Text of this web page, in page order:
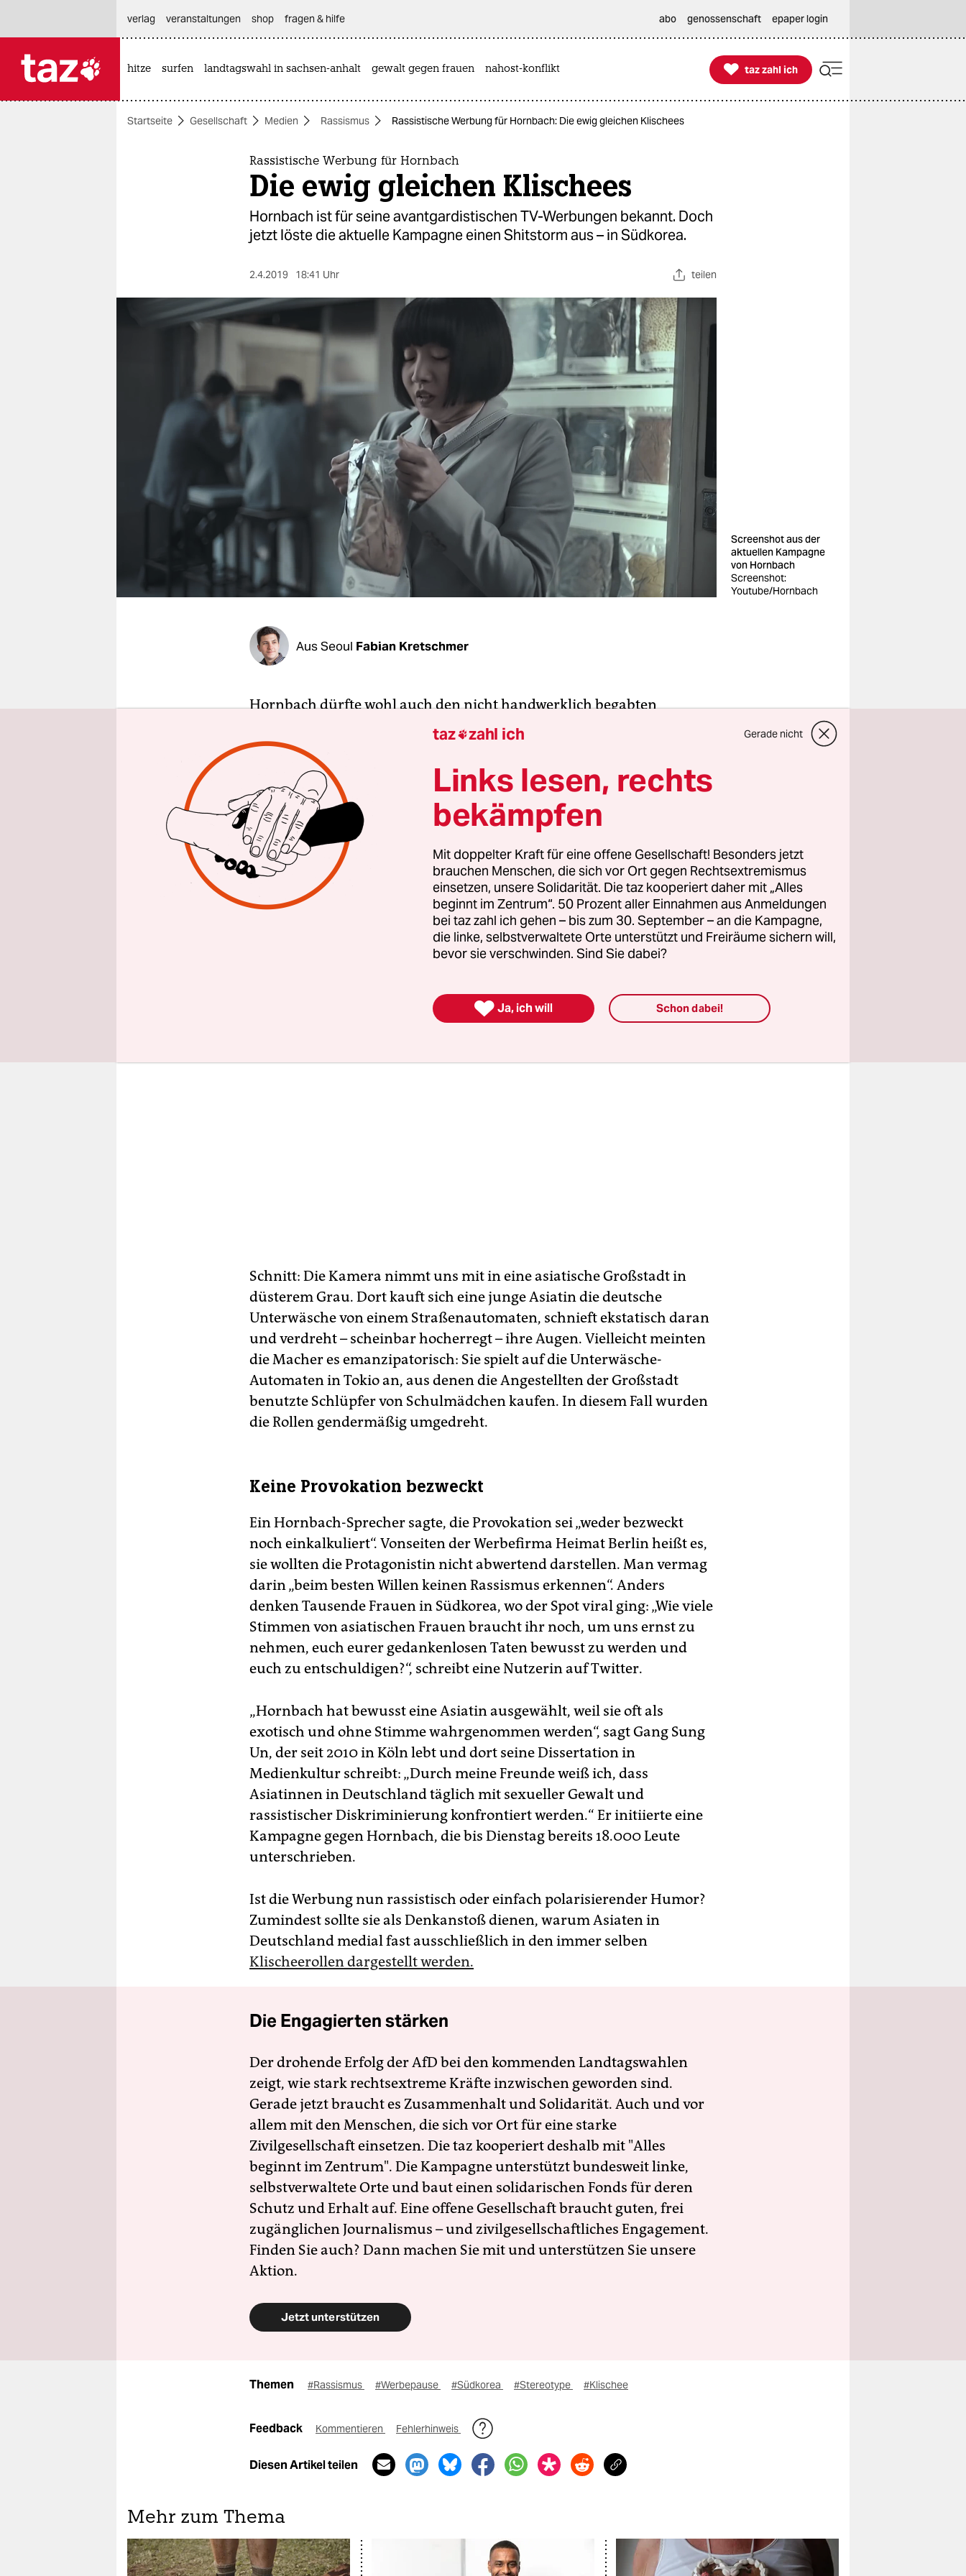
themen
berlin
verlag
verlag
veranstaltungen
shop
unterstützen
abo
verlag
veranstaltungen shop fragen & hilfe abo genossenschaft epaper login
hitze surfen landtagswahl in sachsen-anhalt gewalt gegen frauen nahost-konflikt 
taz zahl ich
taz zahl ich
Startseite Gesellschaft Medien Rassismus Rassistische Werbung für Hornbach: Die ewig gleichen Klischees
Rassistische Werbung für Hornbach
Die ewig gleichen Klischees
Hornbach ist für seine avantgardistischen TV-Werbungen bekannt. Doch
jetzt löste die aktuelle Kampagne einen Shitstorm aus – in Südkorea.
2.4.2019 18:41 Uhr teilen
Screenshot aus der
aktuellen Kampagne
von Hornbach
Screenshot:
Youtube/Hornbach
Aus Seoul Fabian Kretschmer
Hornbach dürfte wohl auch den nicht handwerklich begabten
Zuschauern für seine geradezu avantgardistischen TV-Werbungen
bekannt sein. Legendär etwa die Spots, in denen Blixa Bargeld nichts
anderes tut, als in sonorem Stakkato aus dem Produktkatalog des
Baumarkts vorzulesen. Die aktuelle Hornbach-Kampagne jedoch
scheint mächtig nach hinten loszugehen. Ausgerechnet in Südkorea,
gut zwölf Flugstunden östlich des deutschen Fernsehmarkts, hat die
Werbung einen massiven Aufschrei ausgelöst. Rassistisch sei sie,
ekelhaft und sexistisch.
In„So riecht der Frühling“
geraten eine Handvoll deutscher Männer
bei der Gartenarbeit gehörig ins Schwitzen. Zwei Wissenschaftler
erscheinen, fordern die Männer zum Striptease auf und verschicken
Schnitt: Die Kamera nimmt uns mit in eine asiatische Großstadt in
düsterem Grau. Dort kauft sich eine junge Asiatin die deutsche
Unterwäsche von einem Straßenautomaten, schnieft ekstatisch daran
und verdreht – scheinbar hocherregt – ihre Augen. Vielleicht meinten
die Macher es emanzipatorisch: Sie spielt auf die Unterwäsche-
Automaten in Tokio an, aus denen die Angestellten der Großstadt
benutzte Schlüpfer von Schulmädchen kaufen. In diesem Fall wurden
die Rollen gendermäßig umgedreht.
Keine Provokation bezweckt
Ein Hornbach-Sprecher sagte, die Provokation sei „weder bezweckt
noch einkalkuliert“. Vonseiten der Werbefirma Heimat Berlin heißt es,
sie wollten die Protagonistin nicht abwertend darstellen. Man vermag
darin „beim besten Willen keinen Rassismus erkennen“. Anders
denken Tausende Frauen in Südkorea, wo der Spot viral ging: „Wie viele
Stimmen von asiatischen Frauen braucht ihr noch, um uns ernst zu
nehmen, euch eurer gedankenlosen Taten bewusst zu werden und
euch zu entschuldigen?“, schreibt eine Nutzerin auf Twitter.
„Hornbach hat bewusst eine Asiatin ausgewählt, weil sie oft als
exotisch und ohne Stimme wahrgenommen werden“, sagt Gang Sung
Un, der seit 2010 in Köln lebt und dort seine Dissertation in
Medienkultur schreibt: „Durch meine Freunde weiß ich, dass
Asiatinnen in Deutschland täglich mit sexueller Gewalt und
rassistischer Diskriminierung konfrontiert werden.“ Er initiierte eine
Kampagne gegen Hornbach, die bis Dienstag bereits 18.000 Leute
unterschrieben.
Ist die Werbung nun rassistisch oder einfach polarisierender Humor?
Zumindest sollte sie als Denkanstoß dienen, warum Asiaten in
Deutschland medial fast ausschließlich in den immer selben
Klischeerollen dargestellt werden.
Die Engagierten stärken
Der drohende Erfolg der AfD bei den kommenden Landtagswahlen
zeigt, wie stark rechtsextreme Kräfte inzwischen geworden sind.
Gerade jetzt braucht es Zusammenhalt und Solidarität. Auch und vor
allem mit den Menschen, die sich vor Ort für eine starke
Zivilgesellschaft einsetzen. Die taz kooperiert deshalb mit "Alles
beginnt im Zentrum". Die Kampagne unterstützt bundesweit linke,
selbstverwaltete Orte und baut einen solidarischen Fonds für deren
Schutz und Erhalt auf. Eine offene Gesellschaft braucht guten, frei
zugänglichen Journalismus – und zivilgesellschaftliches Engagement.
Finden Sie auch? Dann machen Sie mit und unterstützen Sie unsere
Aktion.
Jetzt unterstützen
Themen #Rassismus #Werbepause #Südkorea #Stereotype #Klischee
Feedback Kommentieren Fehlerhinweis
Diesen Artikel teilen
Mehr zum Thema
taz zahl ich Gerade nicht
Links lesen, rechts
bekämpfen
Mit doppelter Kraft für eine offene Gesellschaft! Besonders jetzt
brauchen Menschen, die sich vor Ort gegen Rechtsextremismus
einsetzen, unsere Solidarität. Die taz kooperiert daher mit „Alles
beginnt im Zentrum“. 50 Prozent aller Einnahmen aus Anmeldungen
bei taz zahl ich gehen – bis zum 30. September – an die Kampagne,
die linke, selbstverwaltete Orte unterstützt und Freiräume sichern will,
bevor sie verschwinden. Sind Sie dabei?
 Ja, ich will Schon dabei!